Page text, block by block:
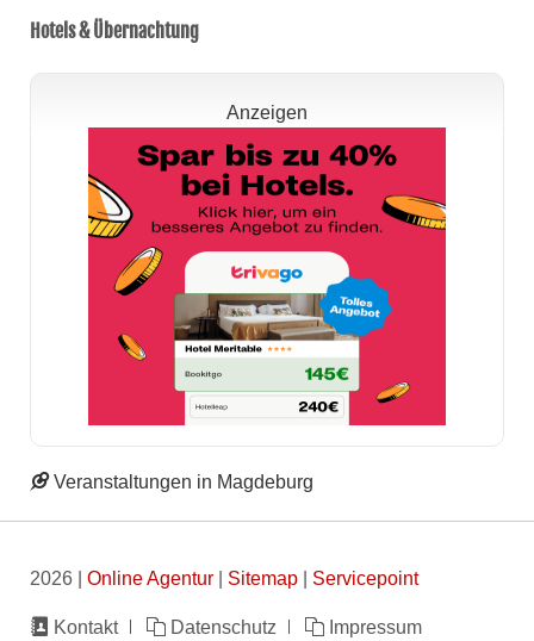
Hotels & Übernachtung
Anzeigen
Veranstaltungen in Magdeburg
2026 | Online Agentur| Sitemap| Servicepoint
Navigation
Kontakt Datenschutz Impressum